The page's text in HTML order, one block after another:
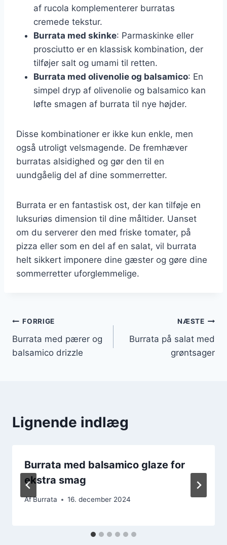
af rucola komplementerer burratas
cremede tekstur.
Burrata med skinke: Parmaskinke eller
prosciutto er en klassisk kombination, der
tilføjer salt og umami til retten.
Burrata med olivenolie og balsamico: En
simpel dryp af olivenolie og balsamico kan
løfte smagen af burrata til nye højder.
Disse kombinationer er ikke kun enkle, men
også utroligt velsmagende. De fremhæver
burratas alsidighed og gør den til en
uundgåelig del af dine sommerretter.
Burrata er en fantastisk ost, der kan tilføje en
luksuriøs dimension til dine måltider. Uanset
om du serverer den med friske tomater, på
pizza eller som en del af en salat, vil burrata
helt sikkert imponere dine gæster og gøre dine
sommerretter uforglemmelige.
Indlægsnavigation
FORRIGE
Burrata med pærer og
balsamico drizzle
NÆSTE
Burrata på salat med
grøntsager
Lignende indlæg
Burrata med balsamico glaze for
ekstra smag
AfBurrata 16. december 2024